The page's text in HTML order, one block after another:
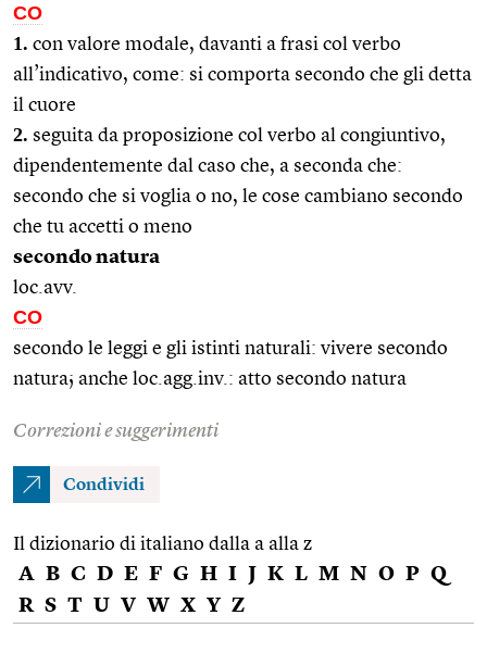
CO
1. con valore modale, davanti a frasi col verbo
all’indicativo, come: si comporta secondo che gli detta
il cuore
2. seguita da proposizione col verbo al congiuntivo,
dipendentemente dal caso che, a seconda che:
secondo che si voglia o no, le cose cambiano secondo
che tu accetti o meno
secondo natura
loc.avv.
CO
secondo le leggi e gli istinti naturali: vivere secondo
natura; anche loc.agg.inv.: atto secondo natura
Correzioni e suggerimenti
Condividi
Il dizionario di italiano dalla a alla z
A B C D E F G H I J K L M N O P Q
R S T U V W X Y Z